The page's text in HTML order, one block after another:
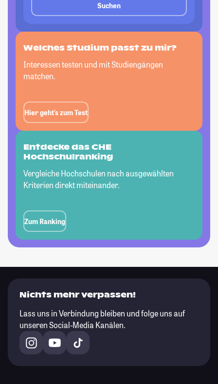
Suchen
Welches Studium passtzu mir?
Interessen testen und mit Studiengängen
matchen.
Hier geht’s zum Test
Entdecke das CHE
Hochschulranking
Vergleiche Hochschulen nach ausgewählten
Kriterien direkt miteinander.
Zum Ranking
Nichts mehr verpassen!
Lass uns in Verbindung bleiben und folge uns auf
unseren Social-Media Kanälen.